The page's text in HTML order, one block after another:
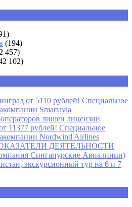
(194)
457)
102)
от 5110 рублей! Специальное
Smartavia
лишен лицензии
11377 рублей! Специальное
Nordwind Airlines
ДЕЯТЕЛЬНОСТИ
Сингапурские Авиалинии)
экскурсионный тур на 6 и 7